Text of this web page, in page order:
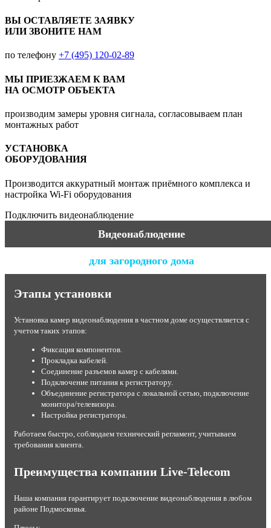
ВЫ ОСТАВЛЯЕТЕ ЗАЯВКУ
ИЛИ ЗВОНИТЕ НАМ
по телефону +7 (495) 120-02-89
МЫ ПРИЕЗЖАЕМ К ВАМ
НА ОСМОТР ОБЪЕКТА
производим замеры уровня сигнала, согласовываем план
монтажных работ
УСТАНОВКА
ОБОРУДОВАНИЯ
Производится аккуратный монтаж приёмного комплекса и
настройка Wi-Fi оборудования
Подключить видеонаблюдение
Видеонаблюдение
для загородного дома
Этапы установки
Установка камер видеонаблюдения в частном доме осуществляется с
учетом таких этапов:
Фиксация компонентов.
Прокладка кабелей.
Соединение разъемов камер с кабелями.
Подключение питания к регистратору.
Объединение регистратора с локальной сетью, подключение
монитора/телевизора.
Настройка регистратора.
Работаем быстро, соблюдаем технический регламент, учитываем
требования клиента.
Преимущества компании Live-Telecom
Наша компания гарантирует подключение видеонаблюдения в любом
районе Подмосковья.